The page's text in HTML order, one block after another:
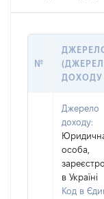
№
ДОХОДУ
Джерело
доходу:
особа,
в Україні
Код в